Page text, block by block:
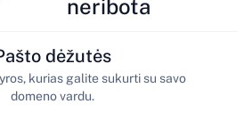
neribota
dėžutės
kurias galite sukurti su savo
domeno vardu.